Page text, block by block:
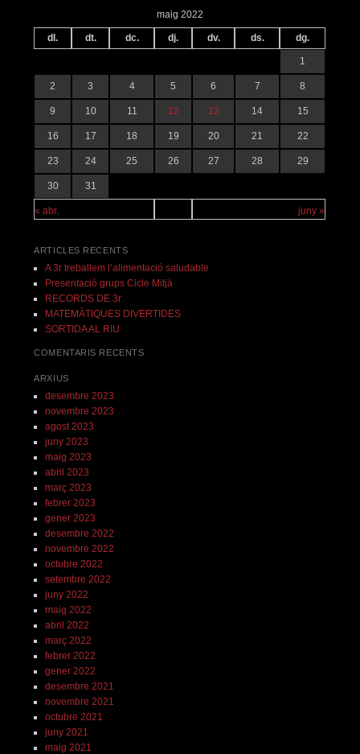
maig 2022
dl. dt. dc. dj. dv. ds. dg.
« abr. juny »
1
2 3 4 5 6 7 8
9 10 11 12 13 14 15
16 17 18 19 20 21 22
23 24 25 26 27 28 29
30 31
ARTICLES RECENTS
A 3r treballem l’alimentació saludable
Presentació grups Cicle Mitjà
RECORDS DE 3r
MATEMÀTIQUES DIVERTIDES
SORTIDA AL RIU
COMENTARIS RECENTS
ARXIUS
desembre 2023
novembre 2023
agost 2023
juny 2023
maig 2023
abril 2023
març 2023
febrer 2023
gener 2023
desembre 2022
novembre 2022
octubre 2022
setembre 2022
juny 2022
maig 2022
abril 2022
març 2022
febrer 2022
gener 2022
desembre 2021
novembre 2021
octubre 2021
juny 2021
maig 2021